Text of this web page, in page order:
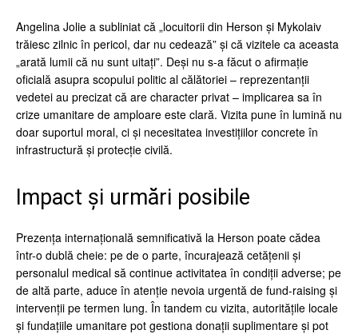
Angelina Jolie a subliniat că „locuitorii din Herson şi Mykolaiv
trăiesc zilnic în pericol, dar nu cedează” şi că vizitele ca aceasta
„arată lumii că nu sunt uitaţi”. Deşi nu s-a făcut o afirmaţie
oficială asupra scopului politic al călătoriei – reprezentanţii
vedetei au precizat că are character privat – implicarea sa în
crize umanitare de amploare este clară. Vizita pune în lumină nu
doar suportul moral, ci şi necesitatea investiţiilor concrete în
infrastructură şi protecţie civilă.
Impact şi urmări posibile
Prezenţa internaţională semnificativă la Herson poate cădea
într-o dublă cheie: pe de o parte, încurajează cetăţenii şi
personalul medical să continue activitatea în condiţii adverse; pe
de altă parte, aduce în atenţie nevoia urgentă de fund-raising şi
intervenţii pe termen lung. În tan­dem cu vizita, autorităţile locale
şi fundaţiile umanitare pot gestiona donaţii suplimentare şi pot